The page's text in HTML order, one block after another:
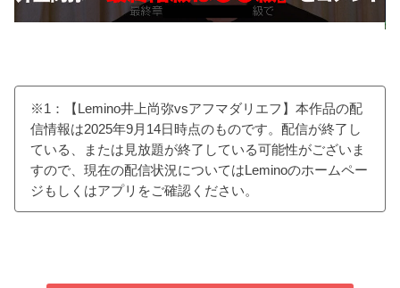
※1：【Lemino井上尚弥vsアフマダリエフ】本作品の配
信情報は2025年9月14日時点のものです。配信が終了し
ている、または見放題が終了している可能性がございま
すので、現在の配信状況についてはLeminoのホームペー
ジもしくはアプリをご確認ください。